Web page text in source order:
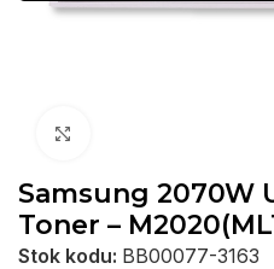
Samsung 2070W
Toner –
Stok kodu: BB00077-3163